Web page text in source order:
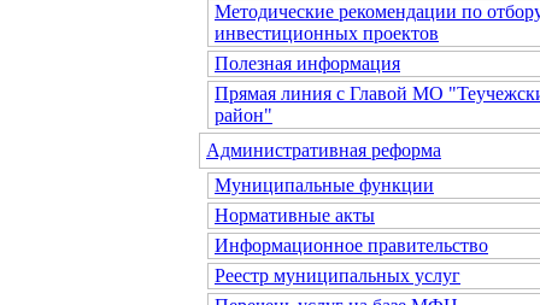
Методические рекомендации по
инвестиционных проектов
Полезная информация
Прямая линия с Главой МО
район"
Административная реформа
Муниципальные функции
Нормативные акты
Информационное правительство
Реестр муниципальных услуг